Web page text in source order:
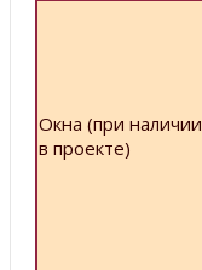
Окна (при наличии
в проекте)